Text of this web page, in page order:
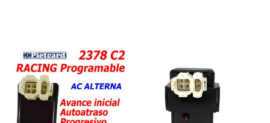
volts
digital
cantidad
volts
digital
cantidad